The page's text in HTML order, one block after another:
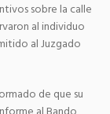
sobre la calle
al individuo
al Juzgado
de que su